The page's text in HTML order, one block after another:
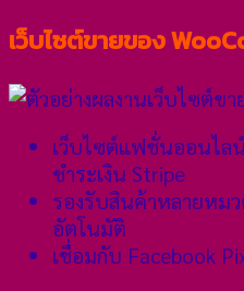
เว็บไซต์ขายของ
เว็บไซต์แฟชั่นออนไล
ชำระเงิน Stripe
รองรับสินค้าหลายหม
อัตโนมัติ
เชื่อมกับ Facebook